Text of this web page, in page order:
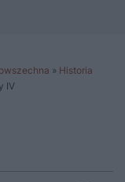
» Historia
IV